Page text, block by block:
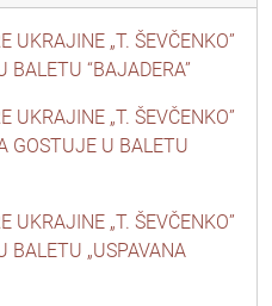
UKRAJINE „T. ŠEVČENKO”
BALETU “BAJADERA”
UKRAJINE „T. ŠEVČENKO”
GOSTUJE U BALETU
UKRAJINE „T. ŠEVČENKO”
BALETU „USPAVANA